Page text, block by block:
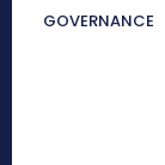
GOVERNANCE